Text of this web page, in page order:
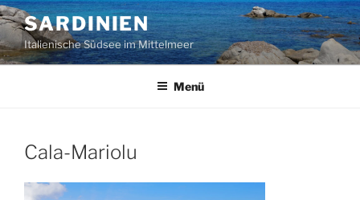
Zum
Inhalt
springen
SARDINIEN
Italienische Südsee im Mittelmeer
Menü
Cala-Mariolu